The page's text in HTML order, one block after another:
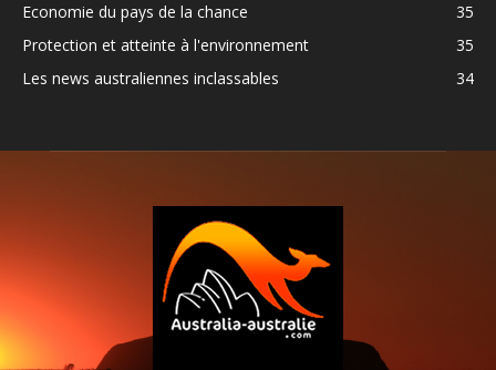
Economie du pays de la chance
35
Protection et atteinte à l'environnement
35
Les news australiennes inclassables
34